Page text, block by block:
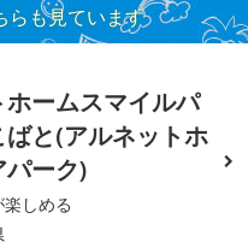
らも見ています
ホームスマイルパ
と(アルネットホ
ーク)
しめる